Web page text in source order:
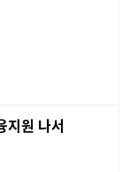
지원 나서